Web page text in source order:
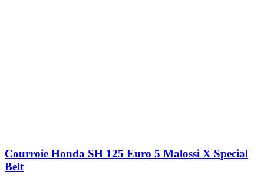
Courroie Honda SH 125 Euro 5 Malossi X Special
Belt